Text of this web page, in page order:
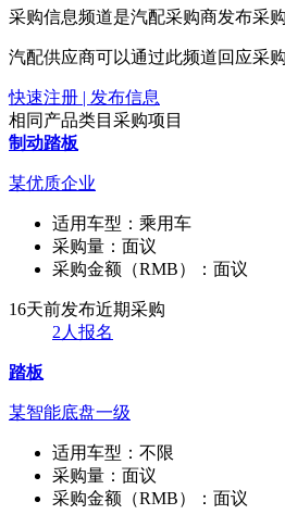
采购信息频道是汽配采购商发布采
汽配供应商可以通过此频道回应采
快速注册 | 发布信息
相同产品类目采购项目
制动踏板
某优质企业
适用车型： 乘用车
采购量： 面议
采购金额（RMB）： 面议
16天前发布近期采购
2人报名
踏板
某智能底盘一级
适用车型： 不限
采购量： 面议
采购金额（RMB）： 面议